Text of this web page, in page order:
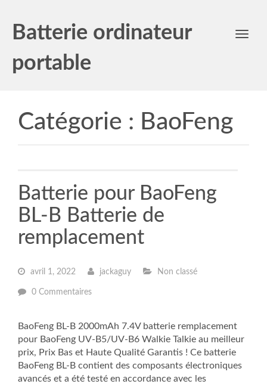
Batterie ordinateur
portable
Toggle
Catégorie : BaoFeng
Batterie pour BaoFeng
BL-B Batterie de
remplacement
avril 1, 2022 jackaguy Non classé
0 Commentaires
BaoFeng BL-B 2000mAh 7.4V batterie remplacement
pour BaoFeng UV-B5/UV-B6 Walkie Talkie au meilleur
prix, Prix Bas et Haute Qualité Garantis ! Ce batterie
BaoFeng BL-B contient des composants électroniques
avancés et a été testé en accordance avec les